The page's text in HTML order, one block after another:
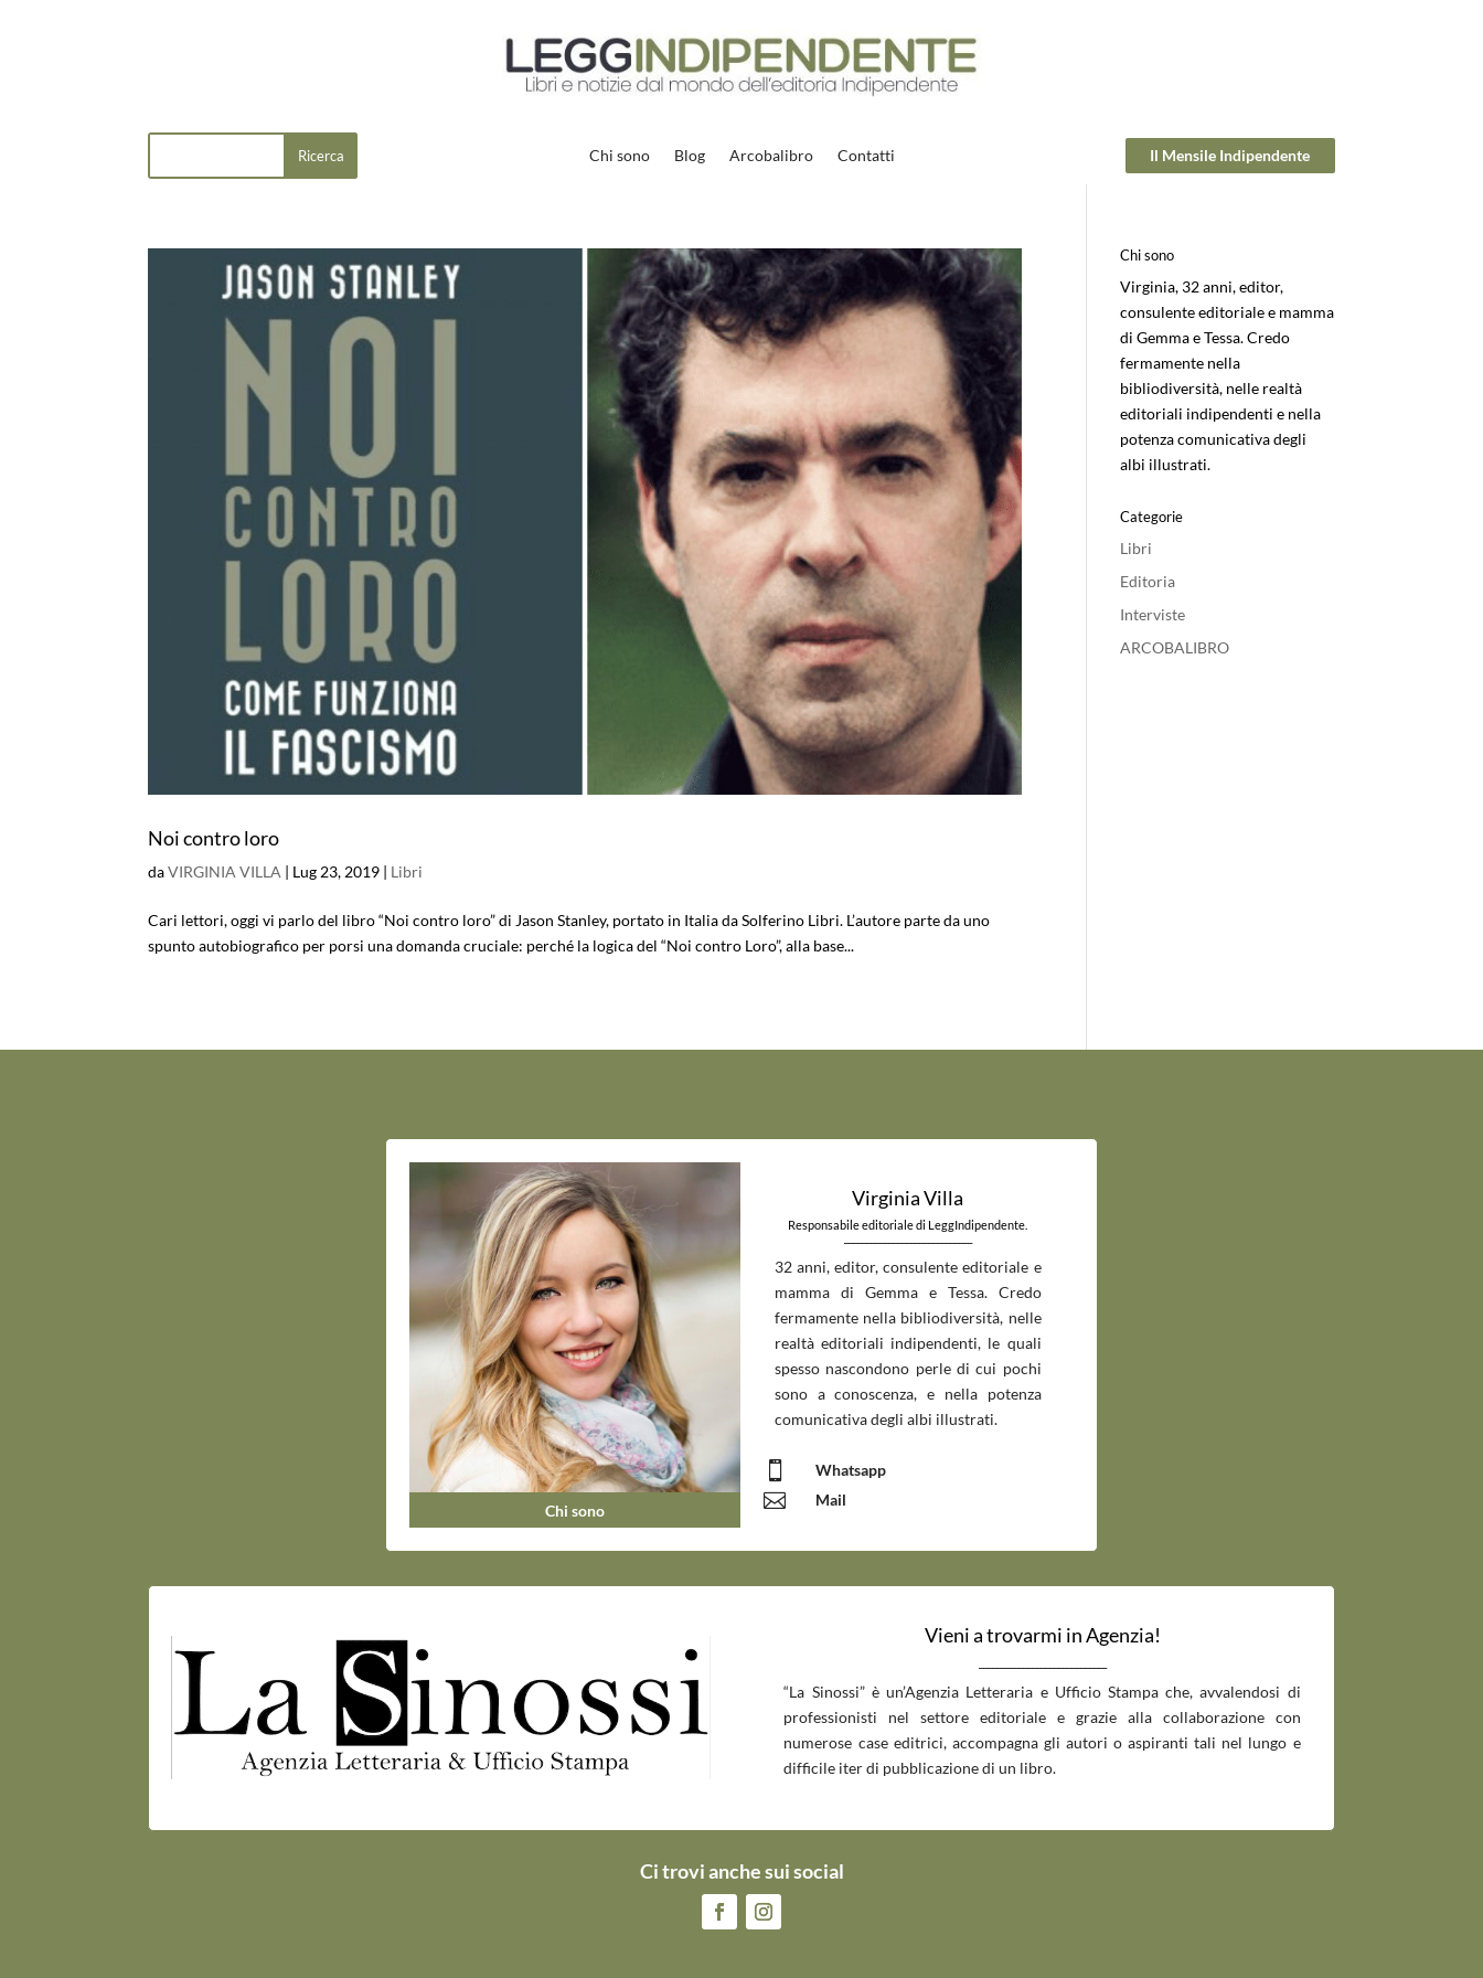
Chi sono Blog Arcobalibro Contatti Il Mensile Indipendente
Noi contro loro
daVIRGINIA VILLA | Lug 23, 2019 | Libri
Cari lettori, oggi vi parlo del libro “Noi contro loro” di Jason Stanley, portato in Italia da Solferino Libri. L’autore parte da uno
spunto autobiografico per porsi una domanda cruciale: perché la logica del “Noi contro Loro”, alla base...
Chi sono
Virginia, 32 anni, editor,
consulente editoriale e mamma
di Gemma e Tessa. Credo
fermamente nella
bibliodiversità, nelle realtà
editoriali indipendenti e nella
potenza comunicativa degli
albi illustrati.
Categorie
Libri
Editoria
Interviste
ARCOBALIBRO
Chi sono
Virginia Villa
Responsabile editoriale di LeggIndipendente.
_____________________________
32 anni, editor, consulente editoriale e
mamma di Gemma e Tessa. Credo
fermamente nella bibliodiversità, nelle
realtà editoriali indipendenti, le quali
spesso nascondono perle di cui pochi
sono a conoscenza, e nella potenza
comunicativa degli albi illustrati.
 Whatsapp
 Mail
Vieni a trovarmi in Agenzia!
“La Sinossi” è un’Agenzia Letteraria e Ufficio Stampa che, avvalendosi di
professionisti nel settore editoriale e grazie alla collaborazione con
numerose case editrici, accompagna gli autori o aspiranti tali nel lungo e
difficile iter di pubblicazione di un libro.
Ci trovi anche sui social